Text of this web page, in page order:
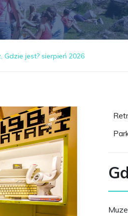
Gdzie jest? sierpień 2026